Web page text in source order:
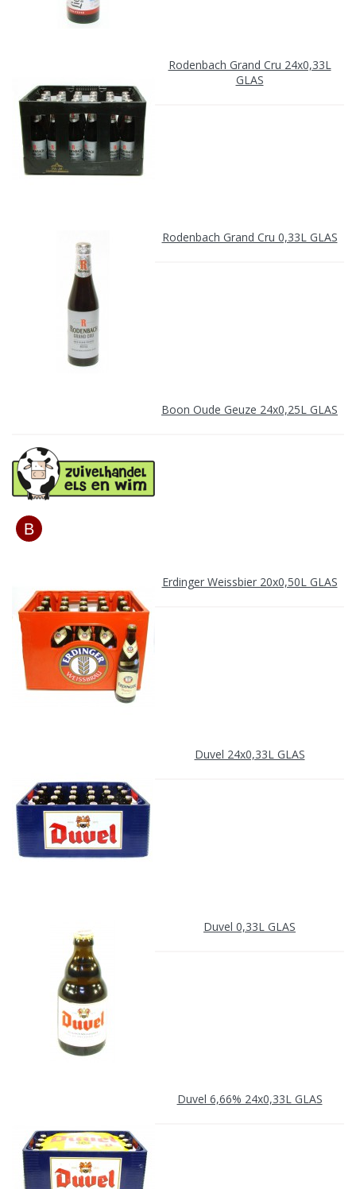
Rodenbach Grand Cru 24x0,33L
GLAS
Rodenbach Grand Cru 0,33L GLAS
Boon Oude Geuze 24x0,25L GLAS
Erdinger Weissbier 20x0,50L GLAS
Duvel 24x0,33L GLAS
Duvel 0,33L GLAS
Duvel 6,66% 24x0,33L GLAS